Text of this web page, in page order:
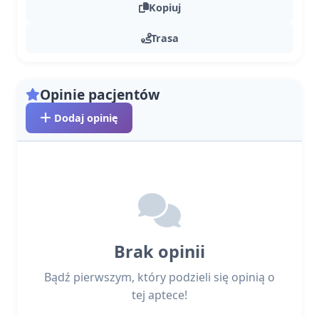
Kopiuj
Trasa
Opinie pacjentów
Dodaj opinię
Brak opinii
Bądź pierwszym, który podzieli się opinią o
tej aptece!